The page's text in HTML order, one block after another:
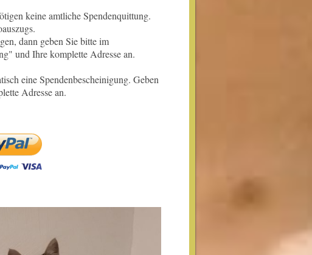
keine amtliche Spendenquittung.
dann geben Sie bitte im
und Ihre komplette Adresse an.
eine Spendenbescheinigung. Geben
Adresse an.